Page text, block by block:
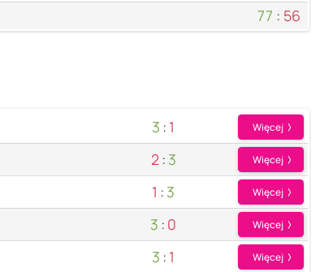
77 : 56
3 : 1 Więcej
2 : 3 Więcej
1 : 3 Więcej
3 : 0 Więcej
3 : 1 Więcej